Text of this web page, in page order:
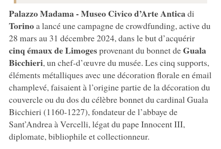
Palazzo Madama - Museo Civico d’Arte Anticadi
Torinoa lancé une campagne de crowdfunding, active du
28 mars au 31 décembre 2024, dans le but d’acquérir
cinq émaux de Limogesprovenant du bonnet deGuala
Bicchieri, un chef-d’œuvre du musée. Les cinq supports,
éléments métalliques avec une décoration florale en émail
champlevé, faisaient à l’origine partie de la décoration du
couvercle ou du dos du célèbre bonnet du cardinal Guala
Bicchieri (1160-1227), fondateur de l’abbaye de
Sant’Andrea à Vercelli, légat du pape Innocent III,
diplomate, bibliophile et collectionneur.